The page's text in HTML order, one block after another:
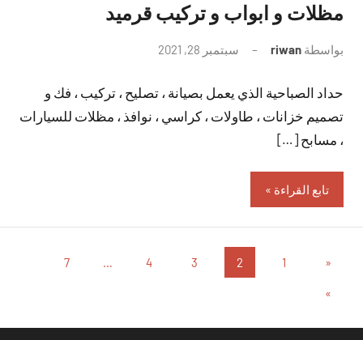
مظلات و ابواب و تركيب قرميد
بواسطة riwan سبتمبر 28, 2021
تعليقات
حداد الصباحية الذي يعمل بصيانة ، تصليح ، تركيب ، فك و
تصميم خزانات ، طاولات ، كراسي ، نوافذ ، مظلات للسيارات
، مسابح […]
تابع القراءة
تعدد
صفحات
المقالات
« المقالات
1
2
3
4
…
7
المقالات
»